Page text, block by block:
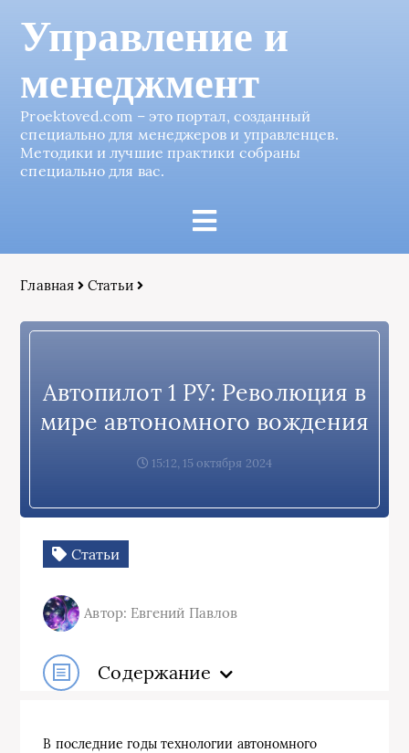
Управление и
менеджмент
Proektoved.com – это портал, созданный
специально для менеджеров и управленцев.
Методики и лучшие практики собраны
специально для вас.
Главная Статьи
Автопилот 1 РУ: Революция в
мире автономного вождения
15:12, 15 октября 2024
Статьи
Автор: Евгений Павлов
Содержание
В последние годы технологии автономного